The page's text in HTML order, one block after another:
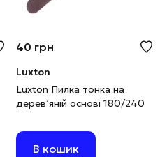
40 грн
Luxton
Luxton Пилка тонка на
дерев’яній основі 180/240
В кошик